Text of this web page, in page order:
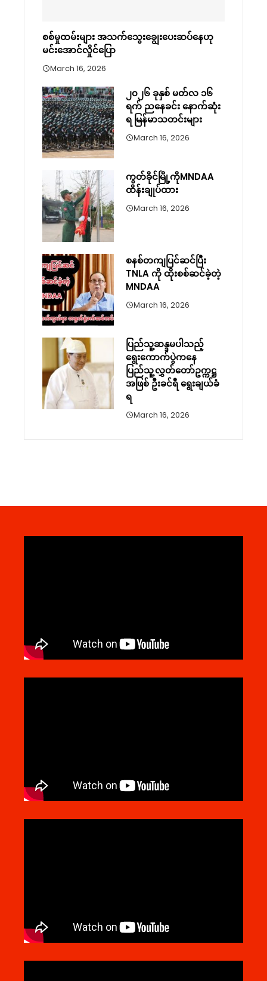
စစ်မှုထမ်းများ အသက်သွေးချွေးပေးဆပ်နေဟု
မင်းအောင်လှိုင်ပြော
March 16, 2026
၂၀၂၆ ခုနှစ် မတ်လ ၁၆
ရက် ညနေခင်း နောက်ဆုံး
ရ မြန်မာသတင်းများ
March 16, 2026
ကွတ်ခိုင်မြို့ကိုMNDAA
ထိန်းချုပ်ထား
March 16, 2026
စနစ်တကျပြင်ဆင်ပြီး
TNLA ကို ထိုးစစ်ဆင်ခဲ့တဲ့
MNDAA
March 16, 2026
ပြည်သူ့ဆန္ဒမပါသည့်
ရွေးကောက်ပွဲကနေ
ပြည်သူ့လွှတ်တော်ဥက္ကဋ္ဌ
အဖြစ် ဦးခင်ရီ ရွေးချယ်ခံ
ရ
March 16, 2026